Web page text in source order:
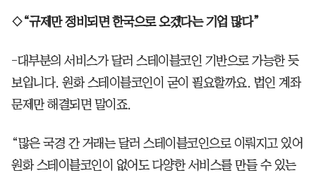
◇“규제만 정비되면 한국으로 오겠다는 기업 많다”
-대부분의 서비스가 달러 스테이블코인 기반으로 가능한 듯
보입니다. 원화 스테이블코인이 굳이 필요할까요. 법인 계좌
문제만 해결되면 말이죠.
“많은 국경 간 거래는 달러 스테이블코인으로 이뤄지고 있어
원화 스테이블코인이 없어도 다양한 서비스를 만들 수 있는